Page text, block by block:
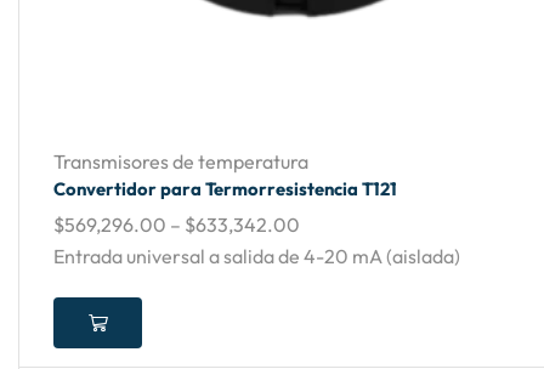
Transmisores de temperatura
Convertidor para Termorresistencia T121
$569,296.00 – $633,342.00
Entrada universal a salida de 4-20 mA (aislada)